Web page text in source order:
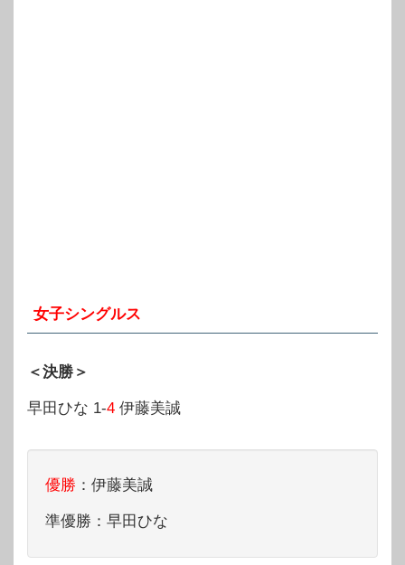
女子シングルス
＜決勝＞
早田ひな 1-4 伊藤美誠
優勝 ：伊藤美誠
準優勝：早田ひな